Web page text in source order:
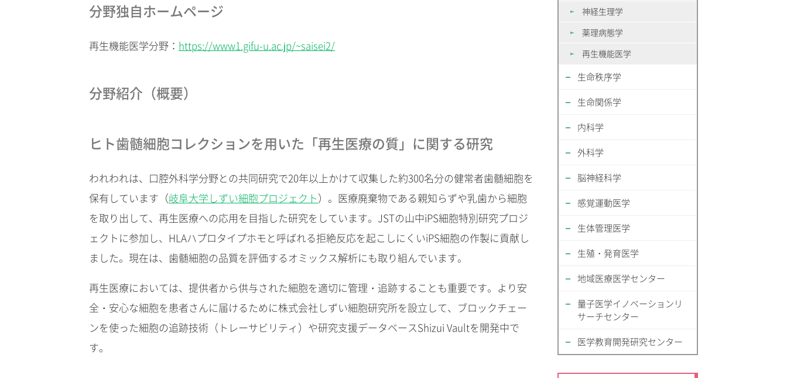
分野独自ホームページ
再生機能医学分野： https://www1.gifu-u.ac.jp/~saisei2/
分野紹介（概要）
ヒト歯髄細胞コレクションを用いた「再生医療の質」に関する研究
われわれは、口腔外科学分野との共同研究で20年以上かけて収集した約300名分の健常者歯髄細胞を
保有しています（岐阜大学しずい細胞プロジェクト）。医療廃棄物である親知らずや乳歯から細胞
を取り出して、再生医療への応用を目指した研究をしています。JSTの山中iPS細胞特別研究プロジ
ェクトに参加し、HLAハプロタイプホモと呼ばれる拒絶反応を起こしにくいiPS細胞の作製に貢献し
ました。現在は、歯髄細胞の品質を評価するオミックス解析にも取り組んでいます。
再生医療においては、提供者から供与された細胞を適切に管理・追跡することも重要です。より安
全・安心な細胞を患者さんに届けるために株式会社しずい細胞研究所を設立して、ブロックチェー
ンを使った細胞の追跡技術（トレーサビリティ）や研究支援データベースShizui Vaultを開発中で
す。
神経生理学
薬理病態学
再生機能医学
生命秩序学
生命関係学
内科学
外科学
脳神経科学
感覚運動医学
生体管理医学
生殖・発育医学
地域医療医学センター
量子医学イノベーションリ
サーチセンター
医学教育開発研究センター